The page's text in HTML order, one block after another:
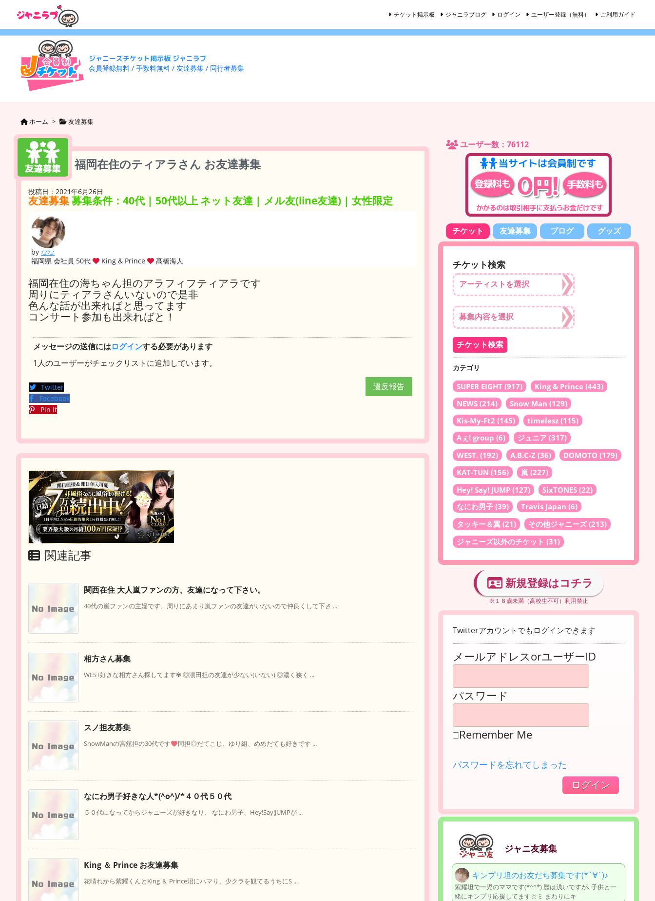
ジャニーズチケット掲示板 ジャニラブ
会員登録無料 / 手数料無料 / 友達募集 / 同行者募集
チケット掲示板 ジャニラブログ ログイン ユーザー登録（無料） ご利用ガイド
ホーム > 友達募集
福岡在住のティアラさん お友達募集
投稿日：2021年6月26日
友達募集募集条件：40代 | 50代以上 ネット友達 | メル友(line友達) | 女性限定
by なな
福岡県 会社員 50代
King & Prince 髙橋海人
福岡在住の海ちゃん担のアラフィフティアラです
周りにティアラさんいないので是非
色んな話が出来ればと思ってます
コンサート参加も出来ればと！
メッセージの送信にはログインする必要があります
1人のユーザーがチェックリストに追加しています。
違反報告
Twitter
Facebook
Pin it
関連記事
関西在住 大人嵐ファンの方、友達になって下さい。
40代の嵐ファンの主婦です。周りにあまり嵐ファンの友達がいないので仲良くして下さ ...
相方さん募集
WEST好きな相方さん探してます✾ ◎濵田担の友達が少ない(いない) ◎濃く狭く ...
スノ担友募集
SnowManの宮舘担の30代です 同担◎だてこじ、ゆり組、めめだても好きです ...
なにわ男子好きな人*(^o^)/*４０代５０代
５０代になってからジャニーズが好きなり、 なにわ男子、Hey!Say!JUMPが ...
King ＆ Prince お友達募集
花晴れから紫耀くんとKing ＆ Prince沼にハマり、少クラを観てるうちにS ...
ユーザー数：76112
チケット 友達募集 ブログ グッズ
チケット検索
カテゴリ
SUPER EIGHT (917) King & Prince (443)
NEWS (214) Snow Man (129)
Kis-My-Ft2 (145) timelesz (115)
Aぇ! group (6) ジュニア (317)
WEST. (192) A.B.C-Z (36) DOMOTO (179)
KAT-TUN (156) 嵐 (227)
Hey! Say! JUMP (127) SixTONES (22)
なにわ男子 (39) Travis Japan (6)
タッキー＆翼 (21) その他ジャニーズ(213)
ジャニーズ以外のチケット (31)
新規登録はコチラ
※１８歳未満（高校生不可）利用禁止
Twitterアカウントでもログインできます
メールアドレスorユーザーID
パスワード
Remember Me
パスワードを忘れてしまった
ジャニ友募集
キンプリ坦のお友だち募集です(*´∀`)♪
紫耀坦で一児のママです(*^^*) 歴は浅いですが､子供と一
緒にキンプリ応援してます☆ミ まわりにキ